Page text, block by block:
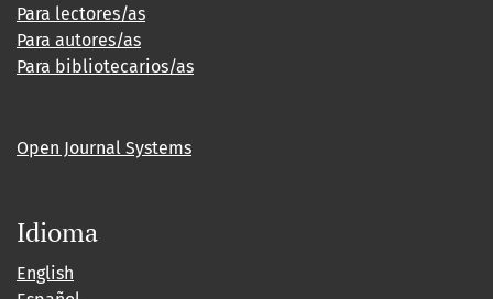
Para lectores/as
Para autores/as
Para bibliotecarios/as
Open Journal Systems
Idioma
English